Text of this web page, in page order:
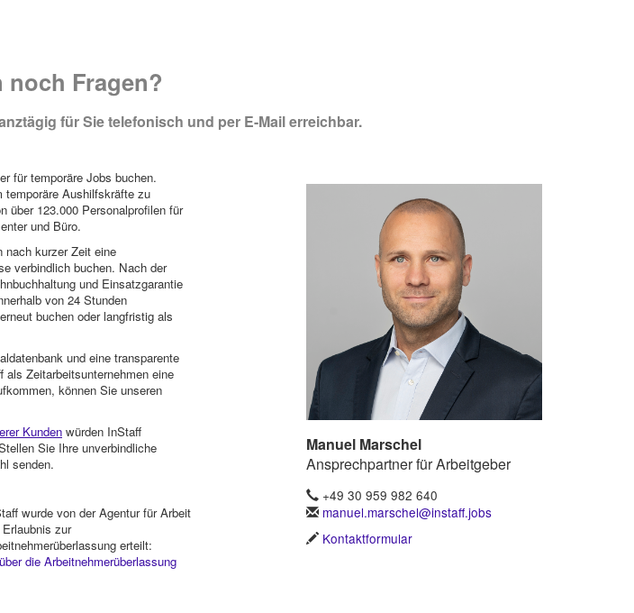
noch Fragen?
für Sie telefonisch und per E-Mail erreichbar.
für temporäre Jobs buchen.
temporäre Aushilfskräfte zu
über 123.000 Personalprofilen für
und Büro.
nach kurzer Zeit eine
verbindlich buchen. Nach der
und Einsatzgarantie
von 24 Stunden
buchen oder langfristig als
und eine transparente
als Zeitarbeitsunternehmen eine
können Sie unseren
Kunden würden InStaff
Sie Ihre unverbindliche
senden.
wurde von der Agentur für Arbeit
zur
erteilt:
die Arbeitnehmerüberlassung
Manuel Marschel
Ansprechpartner für Arbeitgeber
+49 30 959 982 640
manuel.marschel@instaff.jobs
Kontaktformular